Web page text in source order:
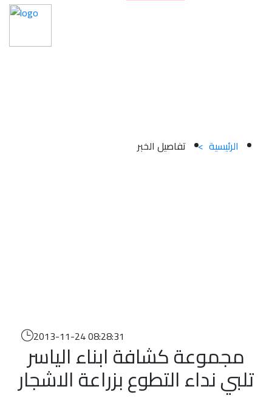
مجموعة كشافة ابناء
الرئيسية > تفاصيل الخبر
2013-11-24 08:28:31
مجموعة كشافة ابناء الياسر
تلبي نداء التطوع بزراعة الاشجار